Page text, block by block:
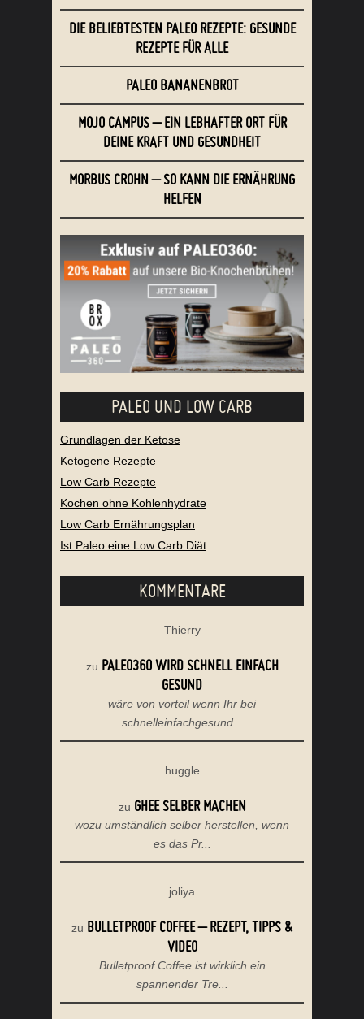
DIE BELIEBTESTEN PALEO REZEPTE: GESUNDE
REZEPTE FÜR ALLE
PALEO BANANENBROT
MOJO CAMPUS – EIN LEBHAFTER ORT FÜR
DEINE KRAFT UND GESUNDHEIT
MORBUS CROHN – SO KANN DIE ERNÄHRUNG
HELFEN
PALEO UND LOW CARB
Grundlagen der Ketose
Ketogene Rezepte
Low Carb Rezepte
Kochen ohne Kohlenhydrate
Low Carb Ernährungsplan
Ist Paleo eine Low Carb Diät
KOMMENTARE
Thierry
zu PALEO360 WIRD SCHNELL EINFACH
GESUND
wäre von vorteil wenn Ihr bei
schnelleinfachgesund...
huggle
zu GHEE SELBER MACHEN
wozu umständlich selber herstellen, wenn
es das Pr...
joliya
zu BULLETPROOF COFFEE – REZEPT, TIPPS &
VIDEO
Bulletproof Coffee ist wirklich ein
spannender Tre...